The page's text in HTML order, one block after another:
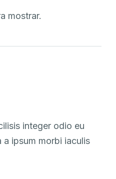
mostrar.
integer odio eu
a ipsum morbi iaculis